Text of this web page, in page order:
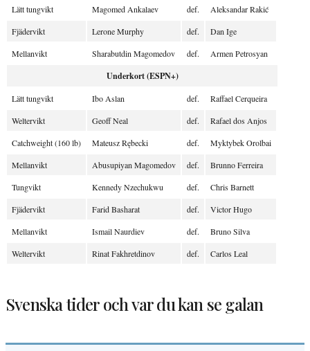
Lätt tungvikt
Magomed Ankalaev def.
Aleksandar Rakić
Fjädervikt
Lerone Murphy def.
Dan Ige
Mellanvikt
Sharabutdin Magomedov def. Armen Petrosyan
Underkort (ESPN+)
Lätt tungvikt Ibo Aslan def.
Raffael Cerqueira
Weltervikt
Geoff Neal def.
Rafael dos Anjos
Catchweight (160 lb)
Mateusz Rębecki def.
Myktybek Orolbai
Mellanvikt
Abusupiyan Magomedov def.
Brunno Ferreira
Tungvikt
Kennedy Nzechukwu def.
Chris Barnett
Fjädervikt
Farid Basharat def.
Victor Hugo
Mellanvikt
Ismail Naurdiev def.
Bruno Silva
Weltervikt
Rinat Fakhretdinov def. Carlos Leal
Svenska tider och var du kan se galan